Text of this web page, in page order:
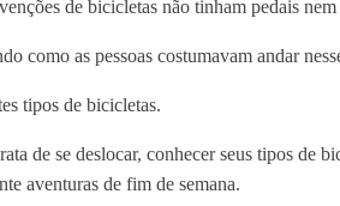
de bicicletas não tinham pedais
como as pessoas costumavam andar
tipos de bicicletas.
de se deslocar, conhecer seus tipos de
aventuras de fim de semana.